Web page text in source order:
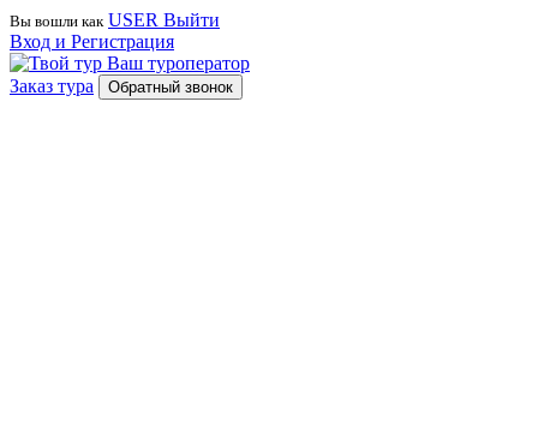
Вы вошли как USER Выйти
Вход и Регистрация
Ваш туроператор
Заказ тура
Обратный звонок